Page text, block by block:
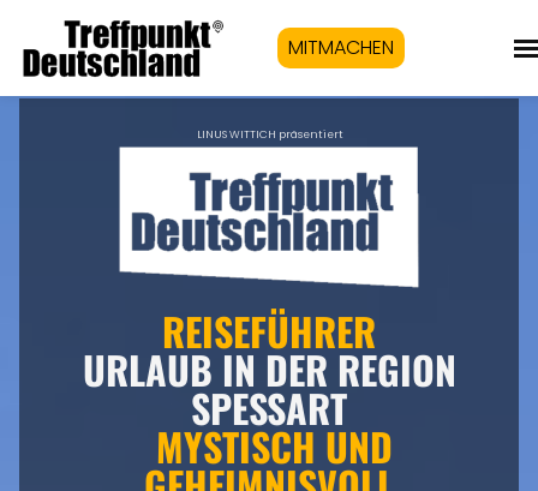
MITMACHEN
LINUS WITTICH präsentiert
REISEFÜHRER
URLAUB IN DER REGION
SPESSART
MYSTISCH UND